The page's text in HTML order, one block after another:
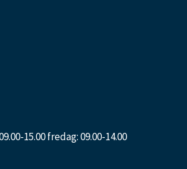
15.00 fredag: 09.00-14.00